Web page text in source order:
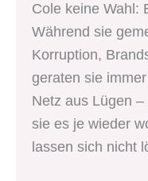
Cole keine Wahl:
Während sie
Korruption,
geraten sie
Netz aus Lügen
sie es je wieder
lassen sich nicht